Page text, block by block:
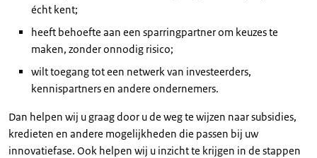
écht kent;
heeft behoefte aan een sparringpartner om keuzes te
maken, zonder onnodig risico;
wilt toegang tot een netwerk van investeerders,
kennispartners en andere ondernemers.
Dan helpen wij u graag door u de weg te wijzen naar subsidies,
kredieten en andere mogelijkheden die passen bij uw
innovatiefase. Ook helpen wij u inzicht te krijgen in de stappen